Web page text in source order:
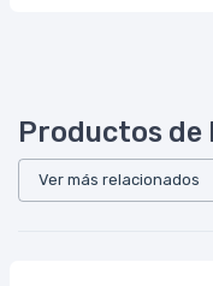
Productos de
Ver más relacionados